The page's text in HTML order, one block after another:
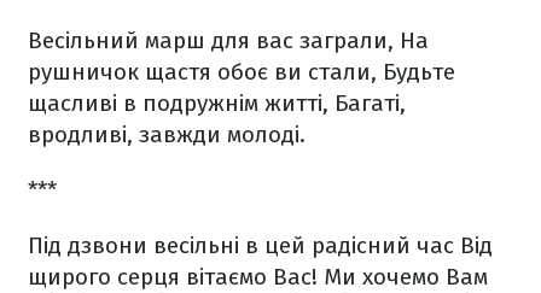
Весільний марш для вас заграли, На
рушничок щастя обоє ви стали, Будьте
щасливі в подружнім житті, Багаті,
вродливі, завжди молоді.
***
Під дзвони весільні в цей радісний час Від
щирого серця вітаємо Вас! Ми хочемо Вам